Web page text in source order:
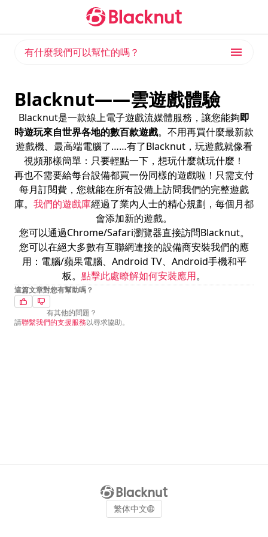
有什麼我們可以幫忙的嗎？
Blacknut——雲遊戲體驗
Blacknut是一款線上電子遊戲流媒體服務，讓您能夠即
時遊玩來自世界各地的數百款遊戲。不用再買什麼最新款
遊戲機、最高端電腦了……有了Blacknut，玩遊戲就像看
視頻那樣簡單：只要輕點一下，想玩什麼就玩什麼！
再也不需要給每台設備都買一份同樣的遊戲啦！只需支付
每月訂閱費，您就能在所有設備上訪問我們的完整遊戲
庫。 我們的遊戲庫經過了業內人士的精心規劃，每個月都
會添加新的遊戲。
您可以通過Chrome/Safari瀏覽器直接訪問Blacknut。
您可以在絕大多數有互聯網連接的設備商安裝我們的應
用：電腦/蘋果電腦、Android TV、Android手機和平
板。 點擊此處瞭解如何安裝應用。
這篇文章對您有幫助嗎？
有其他的問題？
請聯繫我們的支援服務以尋求協助。
繁体中文